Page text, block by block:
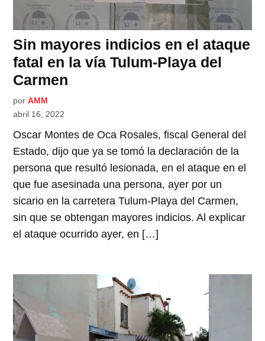
Sin mayores indicios en el ataque
fatal en la vía Tulum-Playa del
Carmen
por AMM
abril 16, 2022
Oscar Montes de Oca Rosales, fiscal General del
Estado, dijo que ya se tomó la declaración de la
persona que resultó lesionada, en el ataque en el
que fue asesinada una persona, ayer por un
sicario en la carretera Tulum-Playa del Carmen,
sin que se obtengan mayores indicios. Al explicar
el ataque ocurrido ayer, en […]